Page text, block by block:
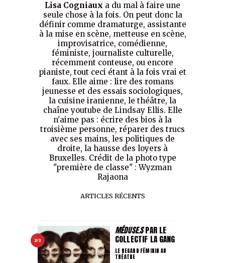
SOUTENEZ NOUS
Lisa Cogniaux a du mal à faire une
seule chose à la fois. On peut donc la
définir comme dramaturge, assistante
à la mise en scène, metteuse en scène,
improvisatrice, comédienne,
féministe, journaliste culturelle,
récemment conteuse, ou encore
pianiste, tout ceci étant à la fois vrai et
faux. Elle aime : lire des romans
jeunesse et des essais sociologiques,
la cuisine iranienne, le théâtre, la
chaîne youtube de Lindsay Ellis. Elle
n'aime pas : écrire des bios à la
troisième personne, réparer des trucs
avec ses mains, les politiques de
droite, la hausse des loyers à
Bruxelles. Crédit de la photo type
"première de classe" : Wyzman
Rajaona
ARTICLES RÉCENTS
2/3
MÉDUSE.SPAR LE
COLLECTIF LA GANG
LE REGARD FÉMININ AU
THÉATRE